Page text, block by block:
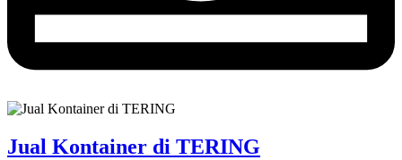
Jual Kontainer di TERING